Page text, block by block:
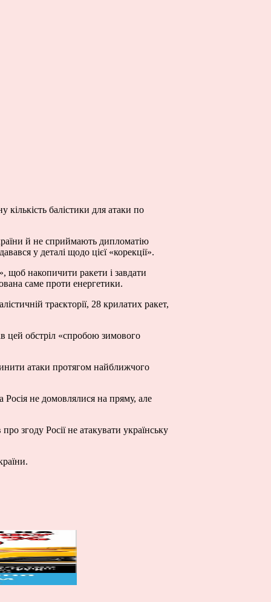
балістики для атаки по
й не сприймають дипломатію
у деталі щодо цієї «корекції».
щоб накопичити ракети і завдати
саме проти енергетики.
траєкторії, 28 крилатих ракет,
цей обстріл «спробою зимового
атаки протягом найближчого
не домовлялися на пряму, але
згоду Росії не атакувати українську